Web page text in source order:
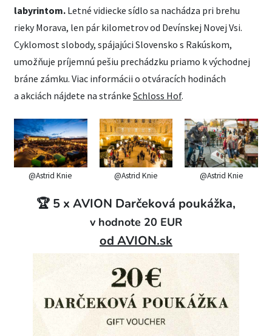
labyrintom. Letné vidiecke sídlo sa nachádza pri brehu
rieky Morava, len pár kilometrov od Devínskej Novej Vsi.
Cyklomost slobody, spájajúci Slovensko s Rakúskom,
umožňuje príjemnú pešiu prechádzku priamo k východnej
bráne zámku. Viac informácii o otváracích hodinách
a akciách nájdete na stránke Schloss Hof.
@Astrid Knie @Astrid Knie @Astrid Knie
🏆 5 x AVION Darčeková poukážka,
v hodnote 20 EUR
od AVION.sk